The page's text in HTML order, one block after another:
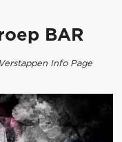
BAR
Info Page